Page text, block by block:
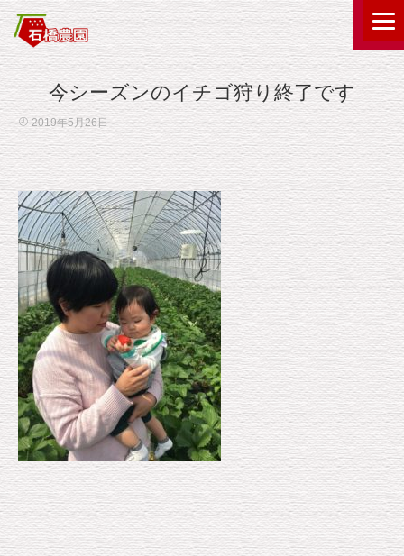
今シーズンのイチゴ狩り終了です
2019年5月26日